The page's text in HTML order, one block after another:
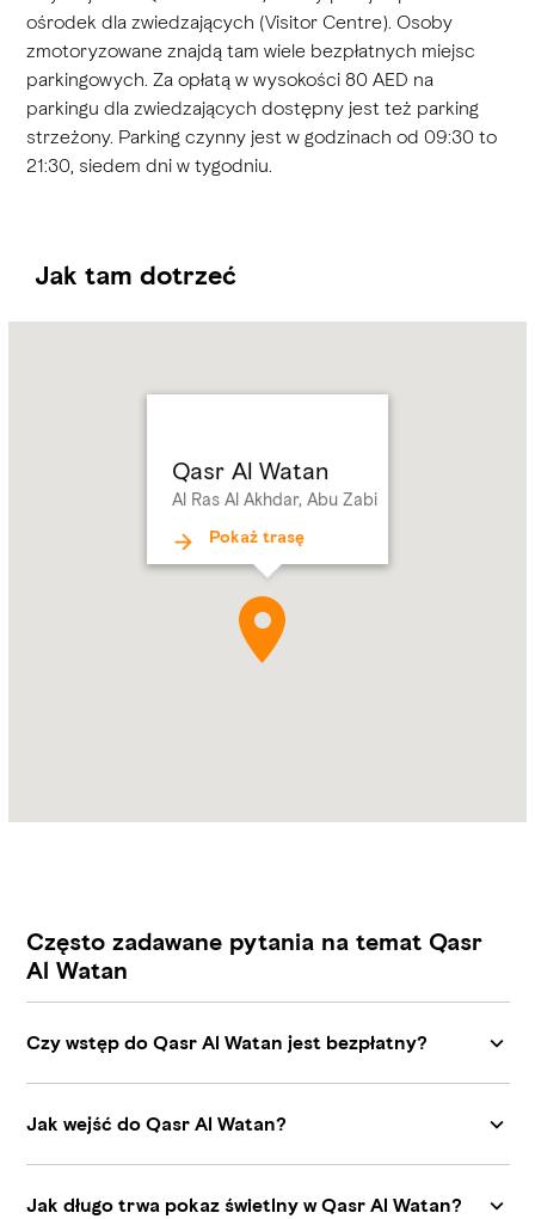
ośrodek dla zwiedzających (Visitor Centre). Osoby
zmotoryzowane znajdą tam wiele bezpłatnych miejsc
parkingowych. Za opłatą w wysokości 80 AED na
parkingu dla zwiedzających dostępny jest też parking
strzeżony. Parking czynny jest w godzinach od 09:30 to
21:30, siedem dni w tygodniu.
Jak tam dotrzeć
Qasr Al Watan
Al Ras Al Akhdar, Abu Zabi
Pokaż trasę
Często zadawane pytania na temat Qasr
Al Watan
Czy wstęp do Qasr Al Watan jest bezpłatny?
Jak wejść do Qasr Al Watan?
Jak długo trwa pokaz świetlny w Qasr Al Watan?